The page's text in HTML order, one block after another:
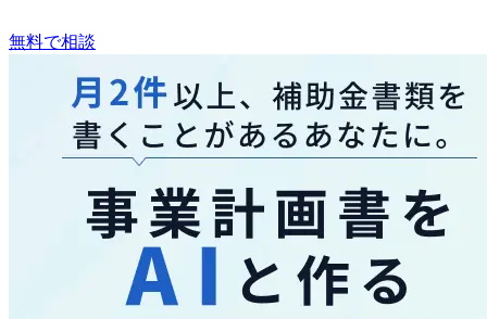
無料で相談